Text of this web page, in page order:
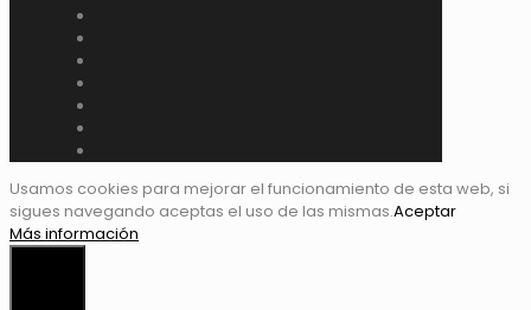
Usamos cookies para mejorar el funcionamiento de esta web, si
sigues navegando aceptas el uso de las mismas.Aceptar
Más información